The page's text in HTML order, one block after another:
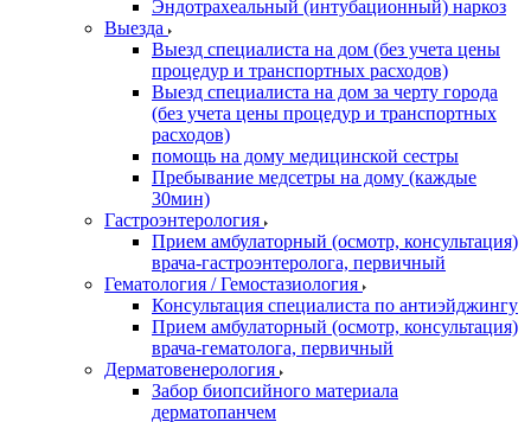
Эндотрахеальный (интубационный) наркоз
Выезда
Выезд специалиста на дом (без учета цены
процедур и транспортных расходов)
Выезд специалиста на дом за черту города
(без учета цены процедур и транспортных
расходов)
помощь на дому медицинской сестры
Пребывание медсетры на дому (каждые
30мин)
Гастроэнтерология
Прием амбулаторный (осмотр, консультация)
врача-гастроэнтеролога, первичный
Гематология / Гемостазиология
Консультация специалиста по антиэйджингу
Прием амбулаторный (осмотр, консультация)
врача-гематолога, первичный
Дерматовенерология
Забор биопсийного материала
дерматопанчем